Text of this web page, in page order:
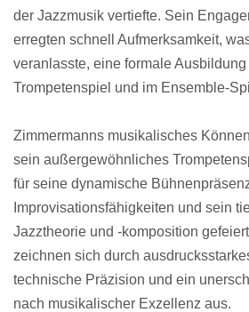
der Jazzmusik vertiefte. Sein
erregten schnell Aufmerksamkeit,
veranlasste, eine formale
Trompetenspiel und im Ensemble-
Zimmermanns musikalisches
sein außergewöhnliches
für seine dynamische
Improvisationsfähigkeiten und sein
Jazztheorie und -komposition
zeichnen sich durch
technische Präzision und ein
nach musikalischer Exzellenz aus.